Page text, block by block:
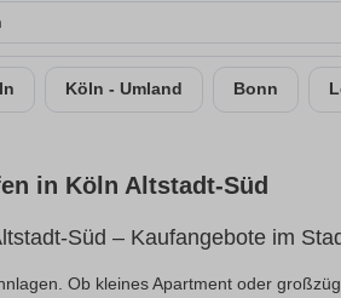
Köln - Umland Bonn
in Köln Altstadt-Süd
Süd – Kaufangebote im
Ob kleines Apartment oder